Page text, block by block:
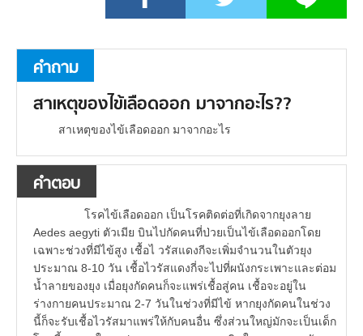
คำถาม
สาเหตุของไข้เลือดออก มาจากอะไร??
สาเหตุของไข้เลือดออก มาจากอะไร
คำตอบ
โรคไข้เลือดออก เป็นโรคติดต่อที่เกิดจากยุงลาย
Aedes aegyti ตัวเมีย บินไปกัดคนที่ป่วยเป็นไข้เลือดออกโดย
เฉพาะช่วงที่มีไข้สูง เชื้อไ วรัสแดงกีจะเพิ่มจำนวนในตัวยุง
ประมาณ 8-10 วัน เชื้อไวรัสแดงกี่จะไปที่ผนังกระเพาะและต่อม
น้ำลายของยุง เมื่อยุงกัดคนก็จะแพร่เชื้อสู่คน เชื้อจะอยู่ใน
ร่างกายคนประมาณ 2-7 วันในช่วงที่มีไข้ หากยุงกัดคนในช่วง
นี้ก็จะรับเชื้อไวรัสมาแพร่ให้กับคนอื่น ซึ่งส่วนใหญ่มักจะเป็นเด็ก